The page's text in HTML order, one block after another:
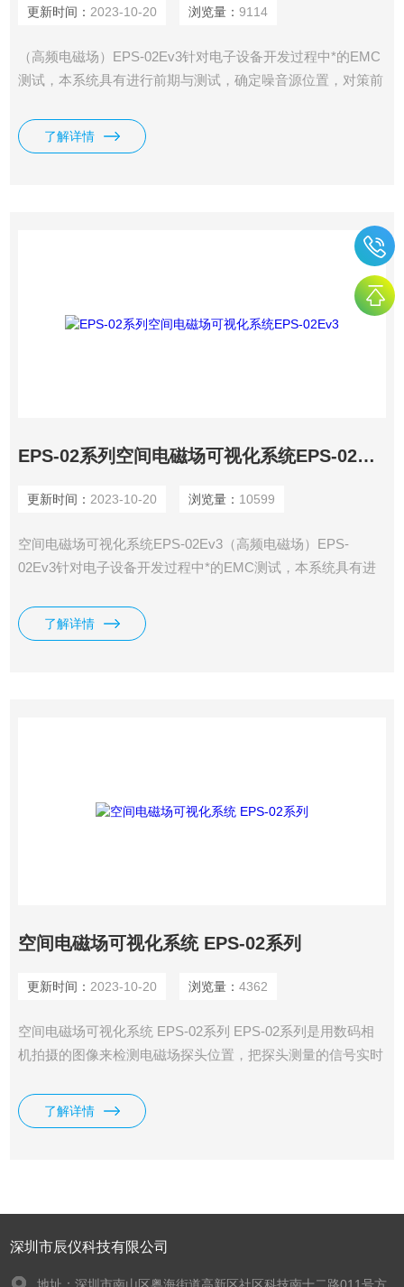
更新时间： 2023-10-20 浏览量： 9114
（高频电磁场）EPS-02Ev3针对电子设备开发过程中*的EMC
测试，本系统具有进行前期与测试，确定噪音源位置，对策前
度），让噪声成因的分析更加简便快捷。
了解详情
EPS-02系列空间电磁场可视化系统EPS-02Ev3
更新时间： 2023-10-20 浏览量： 10599
空间电磁场可视化系统EPS-02Ev3（高频电磁场）EPS-
02Ev3针对电子设备开发过程中*的EMC测试，本系统具有进
能够进行3次元表示（时间、频率、强度），让噪声成因的分
析更加简便快捷。
了解详情
空间电磁场可视化系统 EPS-02系列
更新时间： 2023-10-20 浏览量： 4362
空间电磁场可视化系统 EPS-02系列 EPS-02系列是用数码相
机拍摄的图像来检测电磁场探头位置，把探头测量的信号实时
布的电磁场强度和被测物图像进行合成，以彩色图片的方式显
示在电脑上的系统。
了解详情
深圳市辰仪科技有限公司